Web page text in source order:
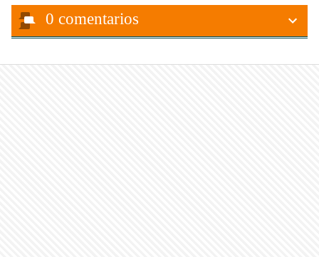
0 comentarios